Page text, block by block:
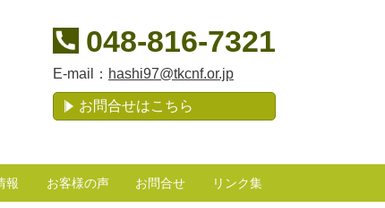
048-816-7321
E-mail： hashi97@tkcnf.or.jp
お問合せはこちら
報 お客様の声 お問合せ リンク集